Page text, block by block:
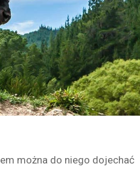
można do niego dojechać